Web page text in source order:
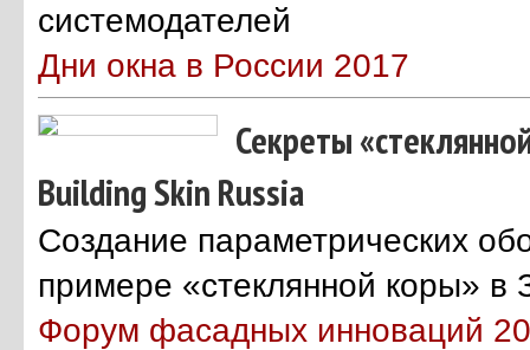
системодателей
Дни окна в России 2017
Секреты
Building Skin Russia
Создание параметрических
примере «стеклянной коры» в
Форум фасадных инноваций